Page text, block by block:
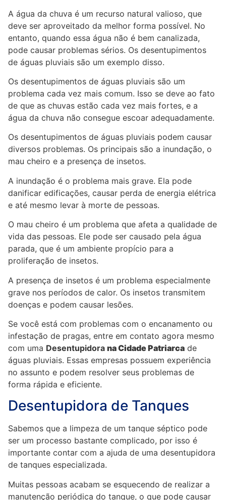
A água da chuva é um recurso natural valioso, que
deve ser aproveitado da melhor forma possível. No
entanto, quando essa água não é bem canalizada,
pode causar problemas sérios. Os desentupimentos
de águas pluviais são um exemplo disso.
Os desentupimentos de águas pluviais são um
problema cada vez mais comum. Isso se deve ao fato
de que as chuvas estão cada vez mais fortes, e a
água da chuva não consegue escoar adequadamente.
Os desentupimentos de águas pluviais podem causar
diversos problemas. Os principais são a inundação, o
mau cheiro e a presença de insetos.
A inundação é o problema mais grave. Ela pode
danificar edificações, causar perda de energia elétrica
e até mesmo levar à morte de pessoas.
O mau cheiro é um problema que afeta a qualidade de
vida das pessoas. Ele pode ser causado pela água
parada, que é um ambiente propício para a
proliferação de insetos.
A presença de insetos é um problema especialmente
grave nos períodos de calor. Os insetos transmitem
doenças e podem causar lesões.
Se você está com problemas com o encanamento ou
infestação de pragas, entre em contato agora mesmo
com uma Desentupidora na Cidade Patriarca de
águas pluviais. Essas empresas possuem experiência
no assunto e podem resolver seus problemas de
forma rápida e eficiente.
Desentupidora de Tanques
Sabemos que a limpeza de um tanque séptico pode
ser um processo bastante complicado, por isso é
importante contar com a ajuda de uma desentupidora
de tanques especializada.
Muitas pessoas acabam se esquecendo de realizar a
manutenção periódica do tanque, o que pode causar